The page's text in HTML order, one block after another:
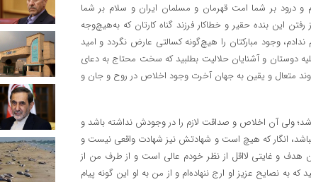
و درود بر شما امت قهرمان و مسلمان ایران و سلام بر شما
این بنده حقیر و خطاکار فرزند گناه کارتان که به‌هیچ‌وجه
وجود مبارکتان را هیچ‌گونه کسالتی عارض نگردد و امید
دوستان و آشنایان حلالیت بطلبید که سخت محتاج به دعای
متعال و یقین به جهان آخرت وجود اخلاص در روح و جان و
ولی آن اخلاص و صداقت لازم را در وجودش نداشته باشد و
نباشد، انگار که هیچ است و شهادتش نیز شهادت واقعی نیست و
و غایتی لااقل از نظر خودم عالی است و از طرف من از
به نصایح عزیز او ارج ننهاده‌ام و از من به او این گونه پیام